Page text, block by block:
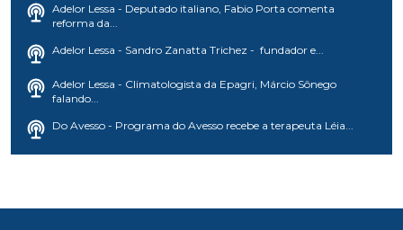
Adelor Lessa - Deputado italiano, Fabio Porta comenta
reforma da...
Adelor Lessa - Sandro Zanatta Trichez - fundador e...
Adelor Lessa - Climatologista da Epagri, Márcio Sônego
falando...
Do Avesso - Programa do Avesso recebe a terapeuta Léia...